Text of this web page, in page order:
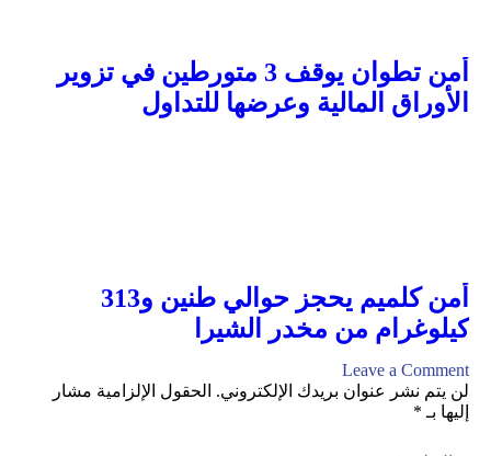
أمن تطوان يوقف 3 متورطين في تزوير
الأوراق المالية وعرضها للتداول
أمن كلميم يحجز حوالي طنين و313
كيلوغرام من مخدر الشيرا
Leave a Comment
لن يتم نشر عنوان بريدك الإلكتروني. الحقول الإلزامية مشار
إليها بـ *